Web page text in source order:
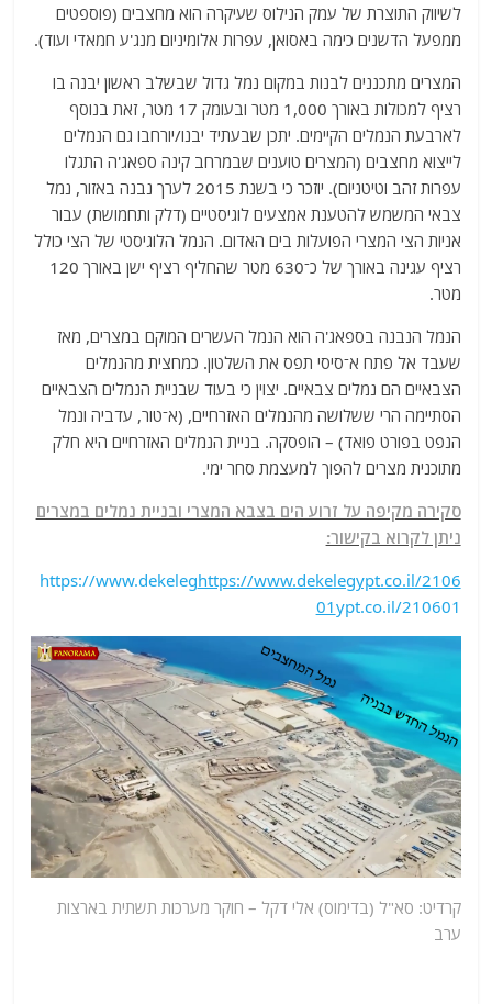
לשיווק התוצרת של עמק הנילוס שעיקרה הוא מחצבים (פוספטים
ממפעל הדשנים כימה באסואן, עפרות אלומיניום מנג'ע חמאדי ועוד).
המצרים מתכננים לבנות במקום נמל גדול שבשלב ראשון יבנה בו
רציף למכולות באורך 1,000 מטר ובעומק 17 מטר, זאת בנוסף
לארבעת הנמלים הקיימים. יתכן שבעתיד יבנו/יורחבו גם הנמלים
לייצוא מחצבים (המצרים טוענים שבמרחב קינה ספאג'ה התגלו
עפרות זהב וטיטניום). יוזכר כי בשנת 2015 לערך נבנה באזור, נמל
צבאי המשמש להטענת אמצעים לוגיסטיים (דלק ותחמושת) עבור
אניות הצי המצרי הפועלות בים האדום. הנמל הלוגיסטי של הצי כולל
רציף עגינה באורך של כ־630 מטר שהחליף רציף ישן באורך 120
מטר.
הנמל הנבנה בספאג'ה הוא הנמל העשרים המוקם במצרים, מאז
שעבד אל פתח א־סיסי תפס את השלטון. כמחצית מהנמלים
הצבאיים הם נמלים צבאיים. יצוין כי בעוד שבניית הנמלים הצבאיים
הסתיימה הרי ששלושה מהנמלים האזרחיים, (א־טור, עדביה ונמל
הנפט בפורט פואד) – הופסקה. בניית הנמלים האזרחיים היא חלק
מתוכנית מצרים להפוך למעצמת סחר ימי.
סקירה מקיפה על זרוע הים בצבא המצרי ובניית נמלים במצרים
ניתן לקרוא בקישור:
https://www.dekeleghttps://www.dekelegypt.co.il/2106
01ypt.co.il/210601
קרדיט: סא"ל (בדימוס) אלי דקל – חוקר מערכות תשתית בארצות
ערב